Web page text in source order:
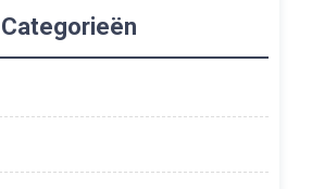
Categorieën